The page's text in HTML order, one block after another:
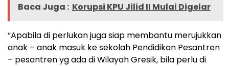
Baca Juga : Korupsi KPU Jilid II Mulai Digelar
“Apabila di perlukan juga siap membantu merujukkan
anak – anak masuk ke sekolah Pendidikan Pesantren
– pesantren yg ada di Wilayah Gresik, bila perlu di